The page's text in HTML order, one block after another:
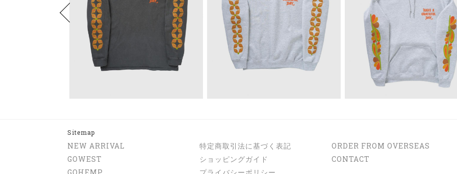
Sitemap
NEW ARRIVAL
GOWEST
特定商取引法に基づく表記
ショッピングガイド
ORDER FROM OVERSEAS
CONTACT